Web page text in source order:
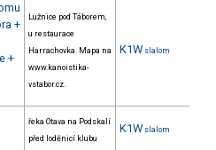
+
+
Lužnice pod Táborem,
u restaurace
Harrachovka. Mapa na
www.kanoistika-
vstabor.cz.
K1W slalom
řeka Otava na Podskalí
před loděnicí klubu
K1W slalom